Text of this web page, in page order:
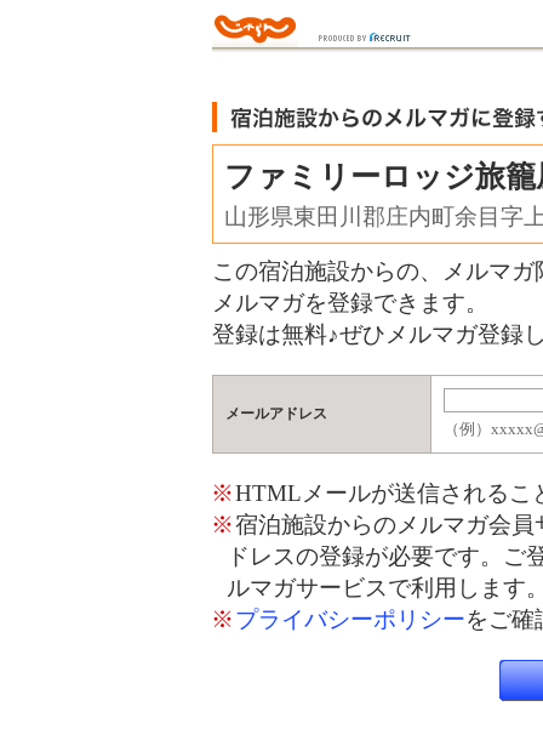
ファミリーロッジ旅籠
山形県東田川郡庄内町余目字
この宿泊施設からの、メルマ
メルマガを登録できます。
登録は無料♪ぜひメルマガ登録
メールアドレス
（例）
※HTMLメールが送信されるこ
※宿泊施設からのメルマガ会
ドレスの登録が必要です。ご
ルマガサービスで利用します
※プライバシーポリシーをご確